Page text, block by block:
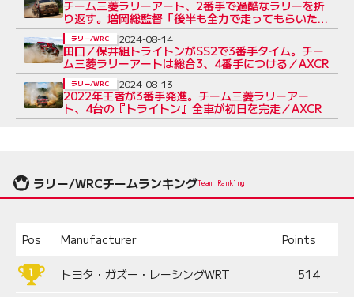
チーム三菱ラリーアート、2番手で過酷なラリーを折
り返す。増岡総監督「後半も全力で走ってもらいた
い」／AXCR
田口／保井組トライトンがSS2で3番手タイム。チー
ム三菱ラリーアートは総合3、4番手につける／AXCR
ラリー/WRC 2024-08-14
2022年王者が3番手発進。チーム三菱ラリーアー
ト、4台の『トライトン』全車が初日を完走／AXCR
ラリー/WRC 2024-08-13
ラリー/WRCチームランキングTeam Ranking
Pos Manufacturer Points
トヨタ・ガズー・レーシングWRT 514